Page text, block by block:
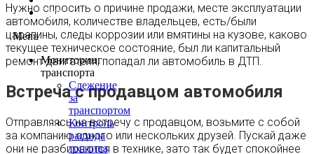
Блог
Menu
Мониторинг
транспорта
Слежение
за
транспортом
Контроль
расхода
топлива
Нужно спросить о причине продажи, месте эксплуатации
автомобиля, количестве владельцев, есть/были
царапины, следы коррозии или вмятины на кузове, каково
текущее техническое состояние, был ли капитальный
ремонт двигателя, попадал ли автомобиль в ДТП.
Встреча с продавцом автомобиля
Отправляясь на встречу с продавцом, возьмите с собой
за компанию одного или нескольких друзей. Пускай даже
они не разбираются в технике, зато так будет спокойнее